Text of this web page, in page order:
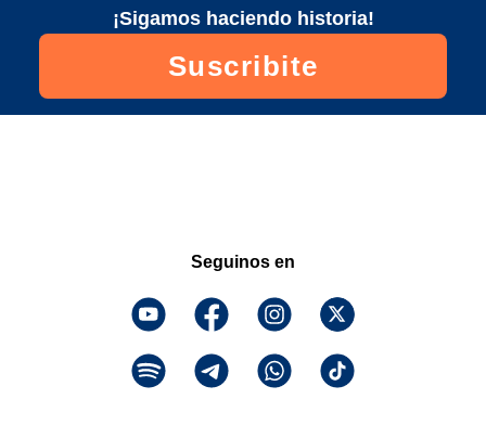
¡Sigamos haciendo historia!
Suscribite
Seguinos en